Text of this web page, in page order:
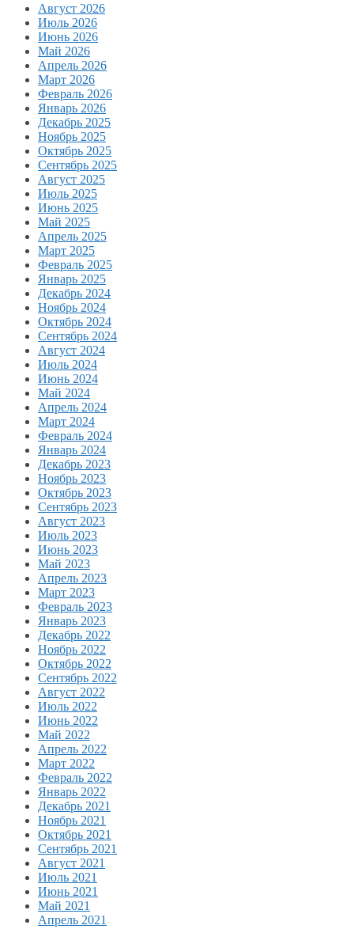
Август 2026
Июль 2026
Июнь 2026
Май 2026
Апрель 2026
Март 2026
Февраль 2026
Январь 2026
Декабрь 2025
Ноябрь 2025
Октябрь 2025
Сентябрь 2025
Август 2025
Июль 2025
Июнь 2025
Май 2025
Апрель 2025
Март 2025
Февраль 2025
Январь 2025
Декабрь 2024
Ноябрь 2024
Октябрь 2024
Сентябрь 2024
Август 2024
Июль 2024
Июнь 2024
Май 2024
Апрель 2024
Март 2024
Февраль 2024
Январь 2024
Декабрь 2023
Ноябрь 2023
Октябрь 2023
Сентябрь 2023
Август 2023
Июль 2023
Июнь 2023
Май 2023
Апрель 2023
Март 2023
Февраль 2023
Январь 2023
Декабрь 2022
Ноябрь 2022
Октябрь 2022
Сентябрь 2022
Август 2022
Июль 2022
Июнь 2022
Май 2022
Апрель 2022
Март 2022
Февраль 2022
Январь 2022
Декабрь 2021
Ноябрь 2021
Октябрь 2021
Сентябрь 2021
Август 2021
Июль 2021
Июнь 2021
Май 2021
Апрель 2021